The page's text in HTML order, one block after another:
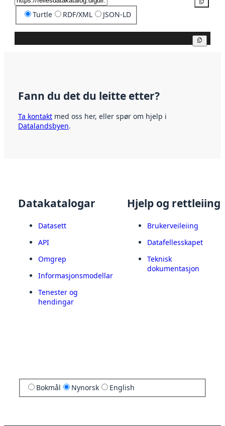
Turtle RDF/XML JSON-LD
Fann du det du leitte etter?
Ta kontakt med oss her, eller spør om hjelp i
Datalandsbyen.
Datakatalogar
Datasett
API
Omgrep
Informasjonsmodellar
Tenester og
hendingar
Hjelp og rettleiing
Brukerveileiing
Datafellesskapet
Teknisk
dokumentasjon
Bokmål Nynorsk English